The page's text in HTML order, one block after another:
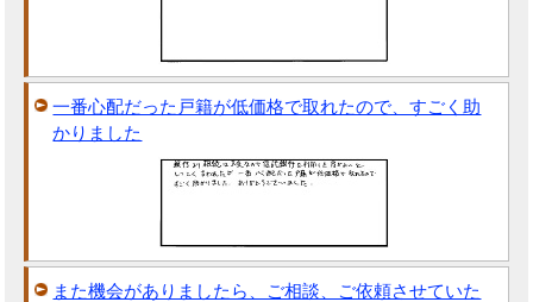
一番心配だった戸籍が低価格で取れたので、すごく助
かりました
また機会がありましたら、ご相談、ご依頼させていた